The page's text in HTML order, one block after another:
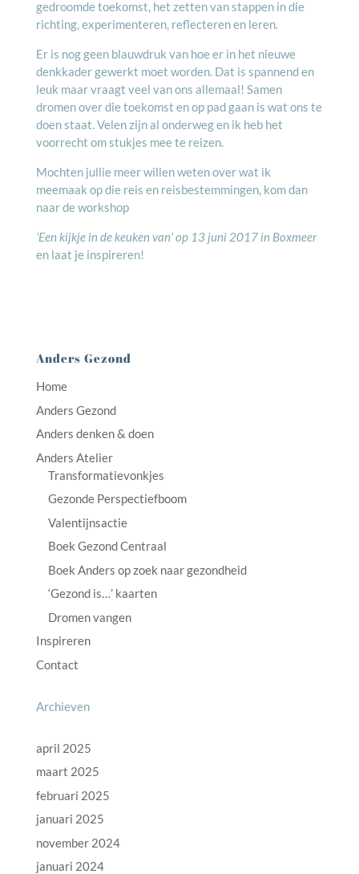
gedroomde toekomst, het zetten van stappen in die
richting, experimenteren, reflecteren en leren.
Er is nog geen blauwdruk van hoe er in het nieuwe
denkkader gewerkt moet worden. Dat is spannend en
leuk maar vraagt veel van ons allemaal! Samen
dromen over die toekomst en op pad gaan is wat ons te
doen staat. Velen zijn al onderweg en ik heb het
voorrecht om stukjes mee te reizen.
Mochten jullie meer willen weten over wat ik
meemaak op die reis en reisbestemmingen, kom dan
naar de workshop
‘Een kijkje in de keuken van’ op 13 juni 2017 in Boxmeer
en laat je inspireren!
Anders Gezond
Home
Anders Gezond
Anders denken & doen
Anders Atelier
Transformatievonkjes
Gezonde Perspectiefboom
Valentijnsactie
Boek Gezond Centraal
Boek Anders op zoek naar gezondheid
‘Gezond is…’ kaarten
Dromen vangen
Inspireren
Contact
Archieven
april 2025
maart 2025
februari 2025
januari 2025
november 2024
januari 2024